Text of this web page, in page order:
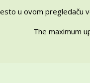
u ovom pregledaču
The maximum